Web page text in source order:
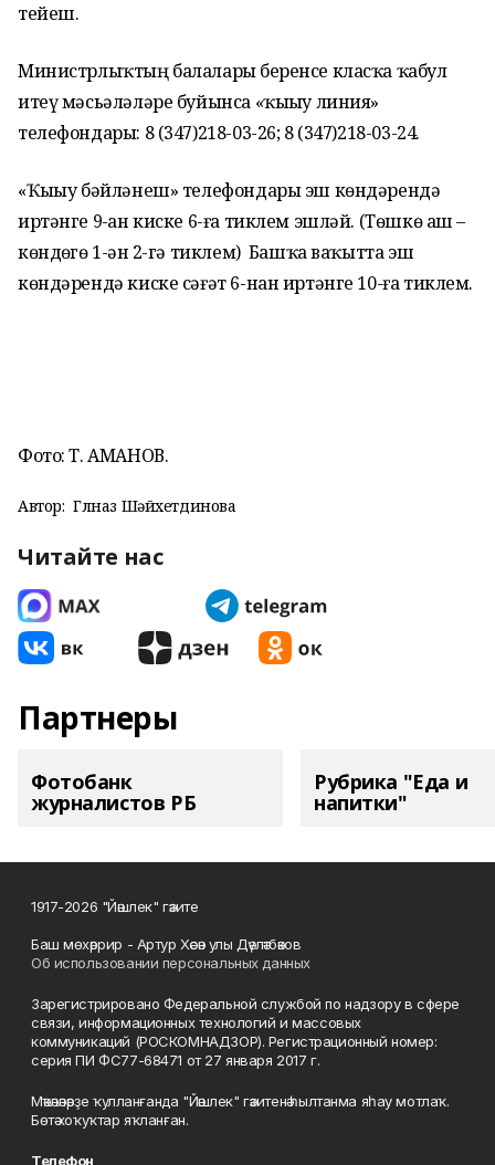
тейеш.
Министрлыҡтың балаларҙы беренсе класҡа ҡабул
итеү мәсьәләләре буйынса «ҡыҙыу линия»
телефондары: 8 (347)218-03-26; 8 (347)218-03-24.
«Ҡыҙыу бәйләнеш» телефондары эш көндәрендә
иртәнге 9-ҙан киске 6-ға тиклем эшләй. (Төшкө аш –
көндөҙгө 1-ҙән 2-гә тиклем) Башҡа ваҡытта эш
көндәрендә киске сәғәт 6-нан иртәнге 10-ға тиклем.
Фото: Т. АМАНОВ.
Автор: Гөлназ Шәйхетдинова
Читайте нас
Партнеры
Фотобанк
журналистов РБ
Рубрика "Еда и
напитки"
1917-2026 "Йәшлек" гәзите
Баш мөхәррир - Артур Хәсән улы Дәүләтбәков
Об использовании персональных данных
Зарегистрировано Федеральной службой по надзору в сфере
связи, информационных технологий и массовых
коммуникаций (РОСКОМНАДЗОР). Регистрационный номер:
серия ПИ ФС77-68471 от 27 января 2017 г.
Мәҡәләләрҙе ҡулланғанда "Йәшлек" гәзитенә һылтанма яһау мотлаҡ.
Бөтә хоҡуҡтар яҡланған.
Телефон